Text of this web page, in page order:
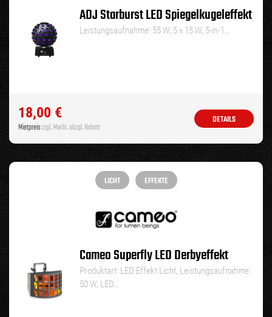
ADJ Starburst LED Spiegelkugeleffekt
Leistungsaufnahme: 55 W, 5 x 15 W, 5-in-1…
18,00 €
Mietpreiszzgl. MwSt. abzgl. Rabatt
DETAILS
LICHT EFFEKTE
Cameo Superfly LED Derbyeffekt
Produktart: LED Effekt Licht, Leistungsaufnahme:
50 W, LED…